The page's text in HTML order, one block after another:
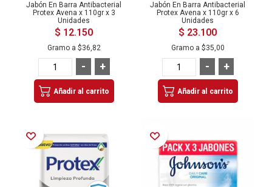
Jabón En Barra Antibacterial
Protex Avena x 110gr x 3
Unidades
$ 12.150
Gramo a $36,82
+
-
Añadir al carrito
Jabón En Barra Antibacterial
Protex Avena x 110gr x 6
Unidades
$ 23.100
Gramo a $35,00
+
-
Añadir al carrito
Añadir a la Lista de Deseos Añadir a la Lista de Deseos